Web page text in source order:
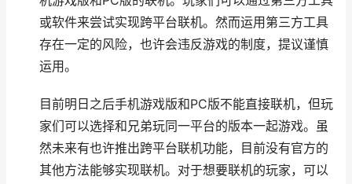
或软件来尝试实现跨平台联机。然而运用第三方工具
存在一定的风险，也许会违反游戏的制度，提议谨慎
运用。
目前明日之后手机游戏版和PC版不能直接联机，但玩
家们可以选择和兄弟玩同一平台的版本一起游戏。虽
然未来有也许推出跨平台联机功能，目前没有官方的
其他方法能够实现联机。对于想要联机的玩家，可以